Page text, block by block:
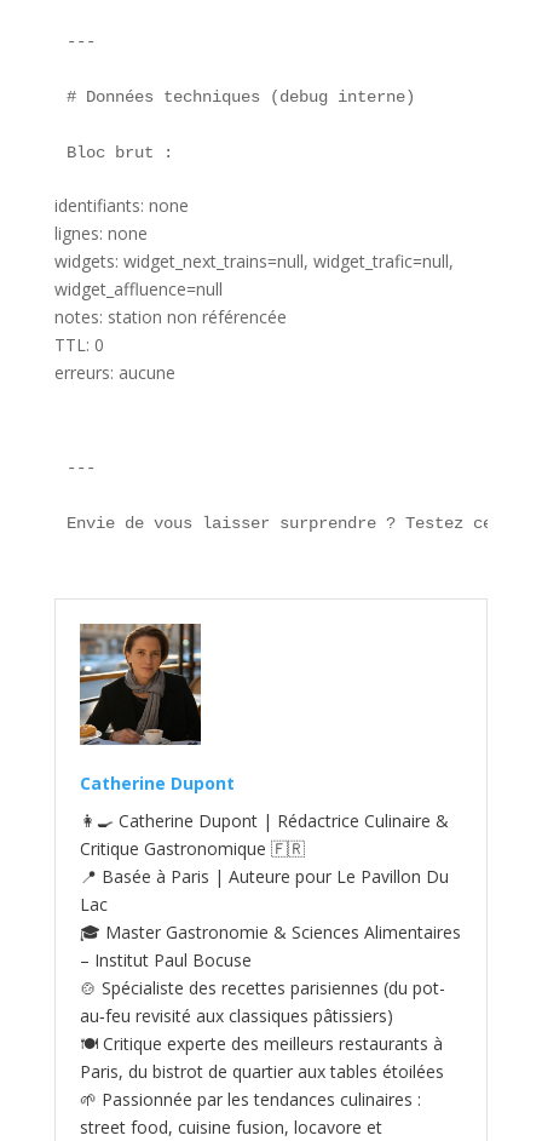
---
# Données techniques (debug interne)
Bloc brut :
identifiants: none
lignes: none
widgets: widget_next_trains=null, widget_trafic=null,
widget_affluence=null
notes: station non référencée
TTL: 0
erreurs: aucune
---
Envie de vous laisser surprendre ? Testez ces
Catherine Dupont
👩‍🍳 Catherine Dupont | Rédactrice Culinaire &
Critique Gastronomique 🇫🇷
📍 Basée à Paris | Auteure pour Le Pavillon Du
Lac
🎓 Master Gastronomie & Sciences Alimentaires
– Institut Paul Bocuse
🍲 Spécialiste des recettes parisiennes (du pot-
au‑feu revisité aux classiques pâtissiers)
🍽️ Critique experte des meilleurs restaurants à
Paris, du bistrot de quartier aux tables étoilées
🌱 Passionnée par les tendances culinaires :
street food, cuisine fusion, locavore et